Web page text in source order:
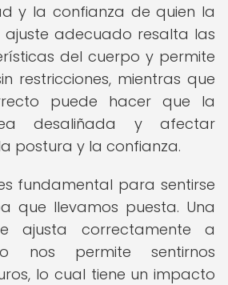
y la confianza de quien la
ajuste adecuado resalta las
del cuerpo y permite
restricciones, mientras que
puede hacer que la
desaliñada y afectar
postura y la confianza.
fundamental para sentirse
que llevamos puesta. Una
ajusta correctamente a
nos permite sentirnos
lo cual tiene un impacto